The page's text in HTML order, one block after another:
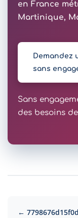
en France
Martinique,
Demandez
sans
Sans
des besoins
←